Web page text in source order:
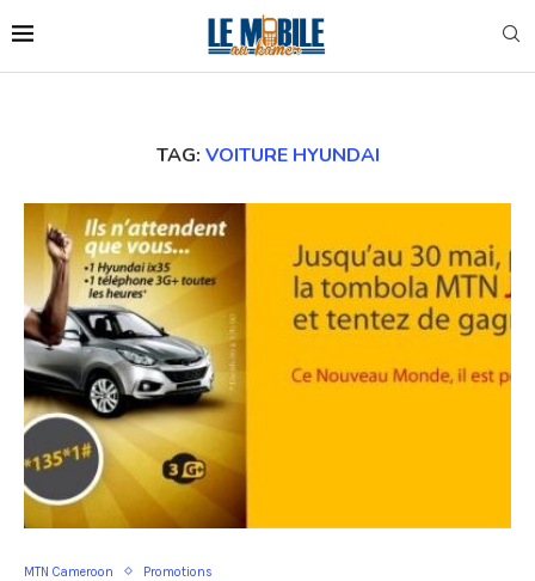
TAG: VOITURE HYUNDAI
MTN Cameroon Promotions